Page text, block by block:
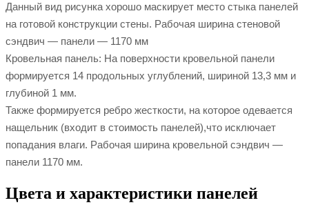
Данный вид рисунка хорошо маскирует место стыка панелей
на готовой конструкции стены. Рабочая ширина стеновой
сэндвич — панели — 1170 мм
Кровельная панель: На поверхности кровельной панели
формируется 14 продольных углублений, шириной 13,3 мм и
глубиной 1 мм.
Также формируется ребро жесткости, на которое одевается
нащельник (входит в стоимость панелей),что исключает
попадания влаги. Рабочая ширина кровельной сэндвич —
панели 1170 мм.
Цвета и характеристики панелей